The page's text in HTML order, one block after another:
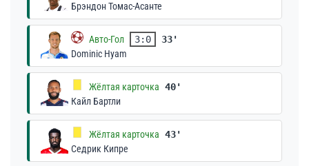
Брэндон Томас-Асанте
Авто-Гол 3:0
33'
Dominic Hyam
Жёлтая карточка 40'
Кайл Бартли
Жёлтая карточка 43'
Седрик Кипре